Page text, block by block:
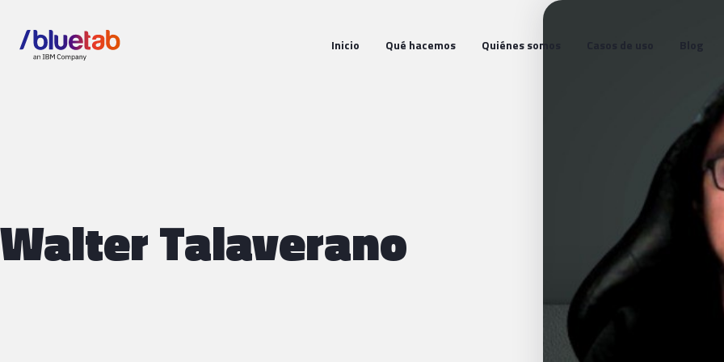
Inicio Qué hacemos Quiénes somos
Walter Talaverano